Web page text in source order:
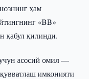
ҳам
«BB»
қабул қилинди.
асосий омил —
имконияти